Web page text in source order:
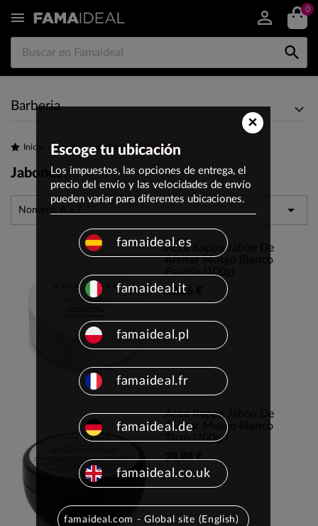
 0

Barberia
Inicio Hombre Barberia Jabones
Jabones
Nombre, A a Z 
Acca Kappa Jabón De
Afeitar Musgo Blanco
13,86 €
Acca Kappa Jabón De
Afeitar Musgo Blanco
Tarro (200gr)
28,88 €
×
Escoge tu ubicación
Los impuestos, las opciones de entrega, el
precio del envío y las velocidades de envío
pueden variar para diferentes ubicaciones.
famaideal.es
famaideal.it
famaideal.pl
famaideal.fr
famaideal.de
famaideal.co.uk
famaideal.com - Global site (English)